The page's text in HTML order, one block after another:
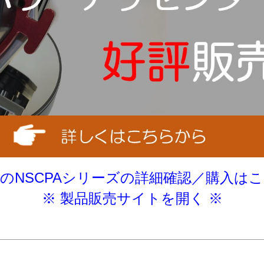
NSCPAシリーズの詳細確認／購入は
※ 製品販売サイトを開く ※